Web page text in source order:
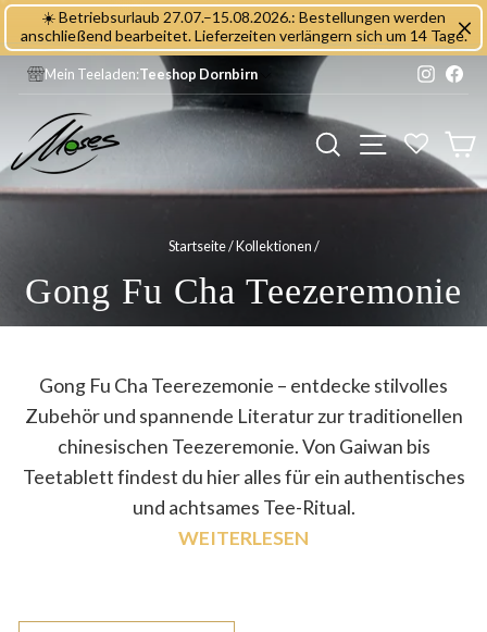
Direkt
zum
Inhalt
☀️ Betriebsurlaub 27.07.–15.08.2026.: Bestellungen werden
anschließend bearbeitet. Lieferzeiten verlängern sich um 14 Tage.
Mein Teeladen:Teeshop Dornbirn
Suche
Startseite/Kollektionen/
Gong Fu Cha Teezeremonie
Gong Fu Cha Teerezemonie – entdecke stilvolles
Zubehör und spannende Literatur zur traditionellen
chinesischen Teezeremonie. Von Gaiwan bis
Teetablett findest du hier alles für ein authentisches
und achtsames Tee-Ritual.
WEITERLESEN